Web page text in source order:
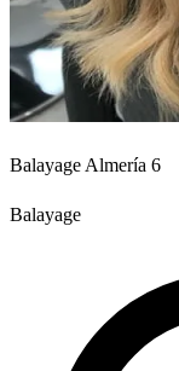
Balayage Almería 6
Balayage